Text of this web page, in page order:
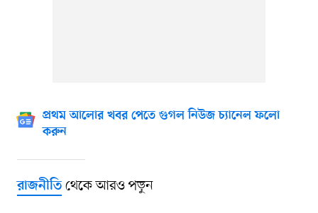
প্রথম আলোর খবর পেতে গুগল নিউজ চ্যানেল ফলো
করুন
রাজনীতিথেকে আরও পড়ুন